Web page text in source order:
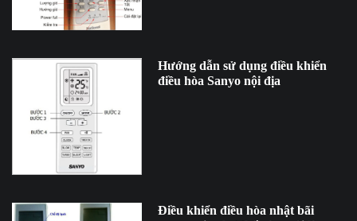
Hướng dẫn sử dụng điều khiển
điều hòa Sanyo nội địa
Điều khiển điều hòa nhật bãi